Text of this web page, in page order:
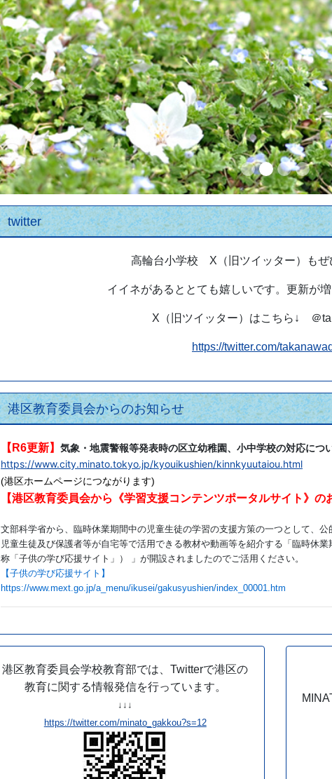
Previous
twitter
高輪台小学校 X（旧ツイッター）もぜ
イイネがあるととても嬉しいです。更新が
X（旧ツイッター）はこちら↓ ＠
https://twitter.com/
港区教育委員会からのお知らせ
【R6更新】 気象・地震警報等発表時の区立幼稚園、小中学校の対応につ
https://www.city.minato.tokyo.jp/kyouikushien/kinnkyuutaiou.html
(港区ホームページにつながります)
【港区教育委員会から《学習支援コンテンツポータルサイト》の
文部科学省から、臨時休業期間中の児童生徒の学習の支援方策の一つとして、
児童生徒及び保護者等が自宅等で活用できる教材や動画等を紹介する「臨時休
称「子供の学び応援サイト」） 」が開設されましたのでご活用ください。
【子供の学び応援サイト】
https://www.mext.go.jp/a_menu/ikusei/gakusyushien/index_00001.htm
港区教育委員会学校教育部では、Twitterで港区の
教育に関する情報発信を行っています。
↓↓↓
https://twitter.com/minato_gakkou?s=12